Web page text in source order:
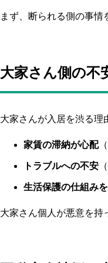
まず、断られる側の事情
大家さん側の不
大家さんが入居を渋る理
家賃の滞納が心配
トラブルへの不安
生活保護の仕組み
大家さん個人が悪意を持